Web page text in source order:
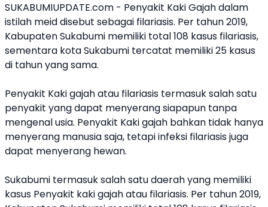
SUKABUMIUPDATE.com - Penyakit Kaki Gajahdalam
istilah meid disebut sebagai filariasis. Per tahun 2019,
Kabupaten Sukabumi memiliki total 108 kasus filariasis,
sementara kota Sukabumi tercatat memiliki 25 kasus
di tahun yang sama.
Penyakit Kaki gajah atau filariasis termasuk salah satu
penyakit yang dapat menyerang siapapun tanpa
mengenal usia. Penyakit Kaki gajah bahkan tidak hanya
menyerang manusia saja, tetapi infeksi filariasis juga
dapat menyerang hewan.
Sukabumi termasuk salah satu daerah yang memiliki
kasus Penyakit kaki gajah atau filariasis. Per tahun 2019,